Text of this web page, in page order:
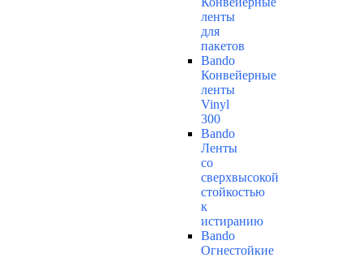
ленты
для
пакетов
Bando
Конвейерные
ленты
Vinyl
300
Bando
Ленты
со
сверхвысокой
стойкостью
к
истиранию
Bando
Огнестойкие